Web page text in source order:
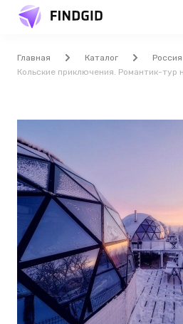
Главная Каталог Россия
Кольские приключения. Романтик-тур